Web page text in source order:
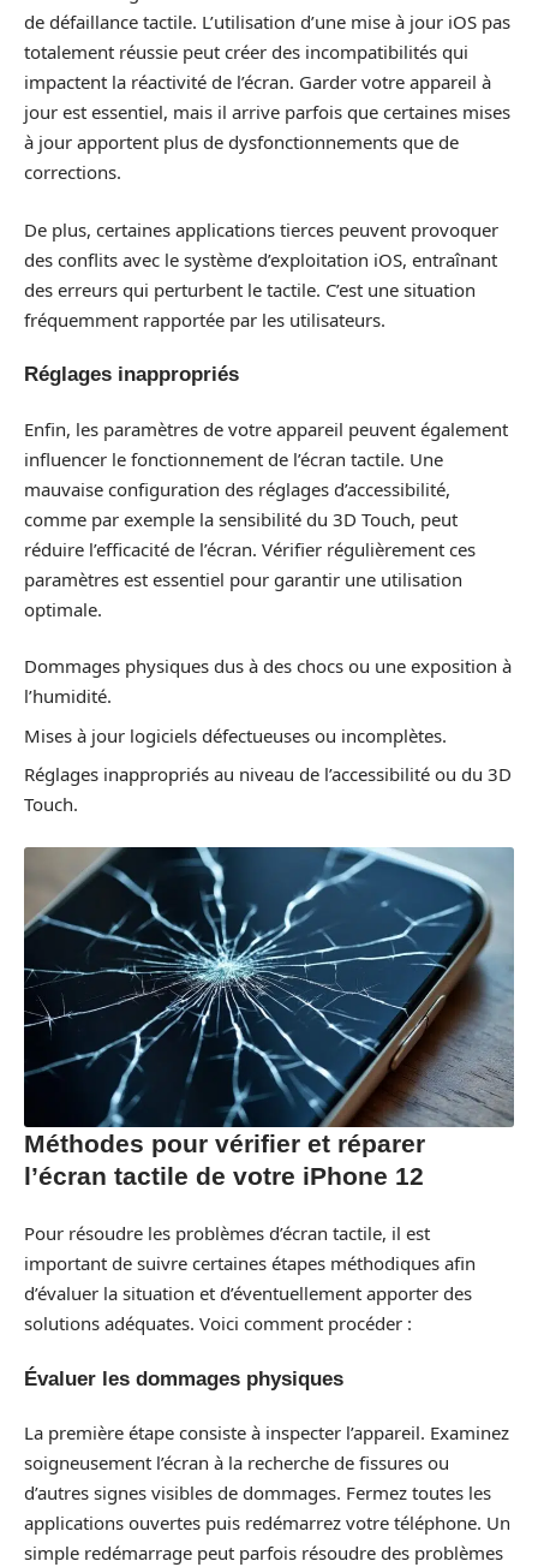
de défaillance tactile. L’utilisation d’une mise à jour iOS pas
totalement réussie peut créer des incompatibilités qui
impactent la réactivité de l’écran. Garder votre appareil à
jour est essentiel, mais il arrive parfois que certaines mises
à jour apportent plus de dysfonctionnements que de
corrections.
De plus, certaines applications tierces peuvent provoquer
des conflits avec le système d’exploitation iOS, entraînant
des erreurs qui perturbent le tactile. C’est une situation
fréquemment rapportée par les utilisateurs.
Réglages inappropriés
Enfin, les paramètres de votre appareil peuvent également
influencer le fonctionnement de l’écran tactile. Une
mauvaise configuration des réglages d’accessibilité,
comme par exemple la sensibilité du 3D Touch, peut
réduire l’efficacité de l’écran. Vérifier régulièrement ces
paramètres est essentiel pour garantir une utilisation
optimale.
Dommages physiques dus à des chocs ou une exposition à
l’humidité.
Mises à jour logiciels défectueuses ou incomplètes.
Réglages inappropriés au niveau de l’accessibilité ou du 3D
Touch.
Méthodes pour vérifier et réparer
l’écran tactile de votre iPhone 12
Pour résoudre les problèmes d’écran tactile, il est
important de suivre certaines étapes méthodiques afin
d’évaluer la situation et d’éventuellement apporter des
solutions adéquates. Voici comment procéder :
Évaluer les dommages physiques
La première étape consiste à inspecter l’appareil. Examinez
soigneusement l’écran à la recherche de fissures ou
d’autres signes visibles de dommages. Fermez toutes les
applications ouvertes puis redémarrez votre téléphone. Un
simple redémarrage peut parfois résoudre des problèmes